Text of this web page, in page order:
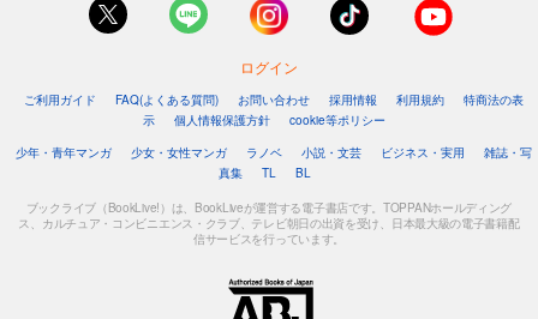
ログイン
ご利用ガイド FAQ(よくある質問) お問い合わせ 採用情報 利用規約
特商法の表
示
個人情報保護方針
cookie等ポリシー
少年・青年マンガ
少女・女性マンガ ラノベ 小説・文芸 ビジネス・実用
雑誌・写
真集
TL BL
ブックライブ（BookLive!）は、BookLiveが運営する電子書店です。TOPPANホールディング
ス、カルチュア・コンビニエンス・クラブ、テレビ朝日の出資を受け、日本最大級の電子書籍配
信サービスを行っています。